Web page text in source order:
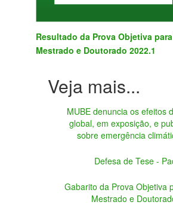
Resultado da Prova Objetiva
Mestrado e Doutorado 2022.1
MUBE denuncia os efeitos
global, em exposição, e
sobre emergência
Defesa de Tese -
Gabarito da Prova Objetiva
Mestrado e